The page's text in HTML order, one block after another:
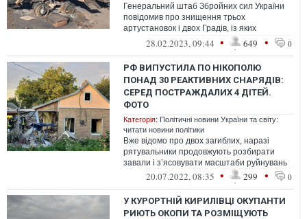
Генеральний штаб Збройних сил України
повідомив про знищення трьох
артустановок і двох Градів, із яких
окупанти обстрілювали Херсонщину.
28.02.2023, 09:44 • 649 • 0
РФ ВИПУСТИЛА ПО НІКОПОЛЮ
ПОНАД 30 РЕАКТИВНИХ СНАРЯДІВ:
СЕРЕД ПОСТРАЖДАЛИХ 4 ДІТЕЙ.
ФОТО
Категорія: Політичні новини України та світу:
читати новини політики
Вже відомо про двох загиблих, наразі
рятувальники продовжують розбирати
завали і з’ясовувати масштаби руйнувань
20.07.2022, 08:35 • 299 • 0
У КУРОРТНІЙ КИРИЛІВЦІ ОКУПАНТИ
РИЮТЬ ОКОПИ ТА РОЗМІЩУЮТЬ